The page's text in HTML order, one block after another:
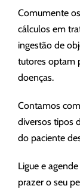
Comumente
cálculos em
ingestão de
tutores optam
doenças.
Contamos
diversos tipos
do paciente
Ligue e
prazer o seu